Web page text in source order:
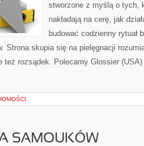
stworzone z myślą o tych,
nakładają na cerę, jak
budować codzienny rytuał
Strona skupia się na pielęgnacji
też rozsądek. Polecamy Glossier
SAMOUKÓW